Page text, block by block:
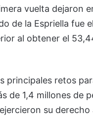
vuelta dejaron
de la Espriella fue
al obtener el
principales retos
de 1,4 millones de
su derecho